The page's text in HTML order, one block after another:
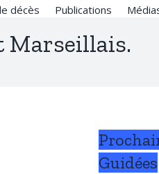
décès Publications
Marseillais.
Guidées